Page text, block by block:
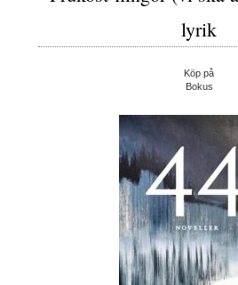
lyrik
Köp på
Bokus